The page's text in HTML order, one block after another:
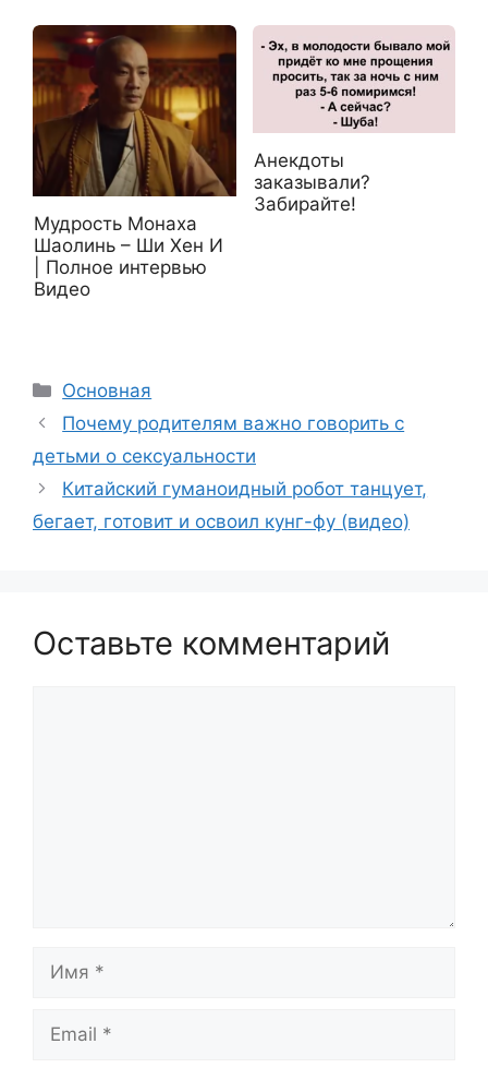
Мудрость Монаха
Шаолинь – Ши Хен И
| Полное интервью
Видео
Анекдоты
заказывали?
Забирайте!
Рубрики
Основная
Почему родителям важно говорить с
детьми о сексуальности
Китайский гуманоидный робот танцует,
бегает, готовит и освоил кунг-фу (видео)
Оставьте комментарий